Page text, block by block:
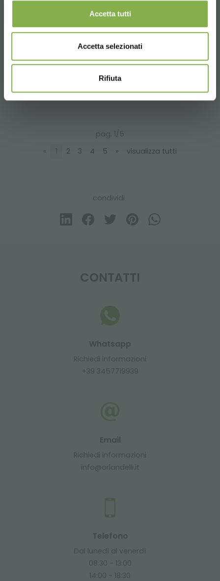
Accetta tutti
Accetta selezionati
Rifiuta
Il carrello per la floricoltura, una scelta
pragmatica
In una congiuntura economica difficile dove ogni minimo
costo aziendale deve essere analizzato, è doveroso fare
scelte ragionate. Anche la scelta del carrello, come prodotto
per l’interscambio tra clienti/fornitori determina una
pag. 1/5
«
1 2 3 4 5 » visualizza tutti
condividi
CONTATTI
Whatsapp
Richiedi informazioni
+39 3457719939
Email
Richiedi informazioni
info@orlandelli.it
Telefono
Dal lunedì al venerdì
08:30 - 13:00
14:00 - 18:30